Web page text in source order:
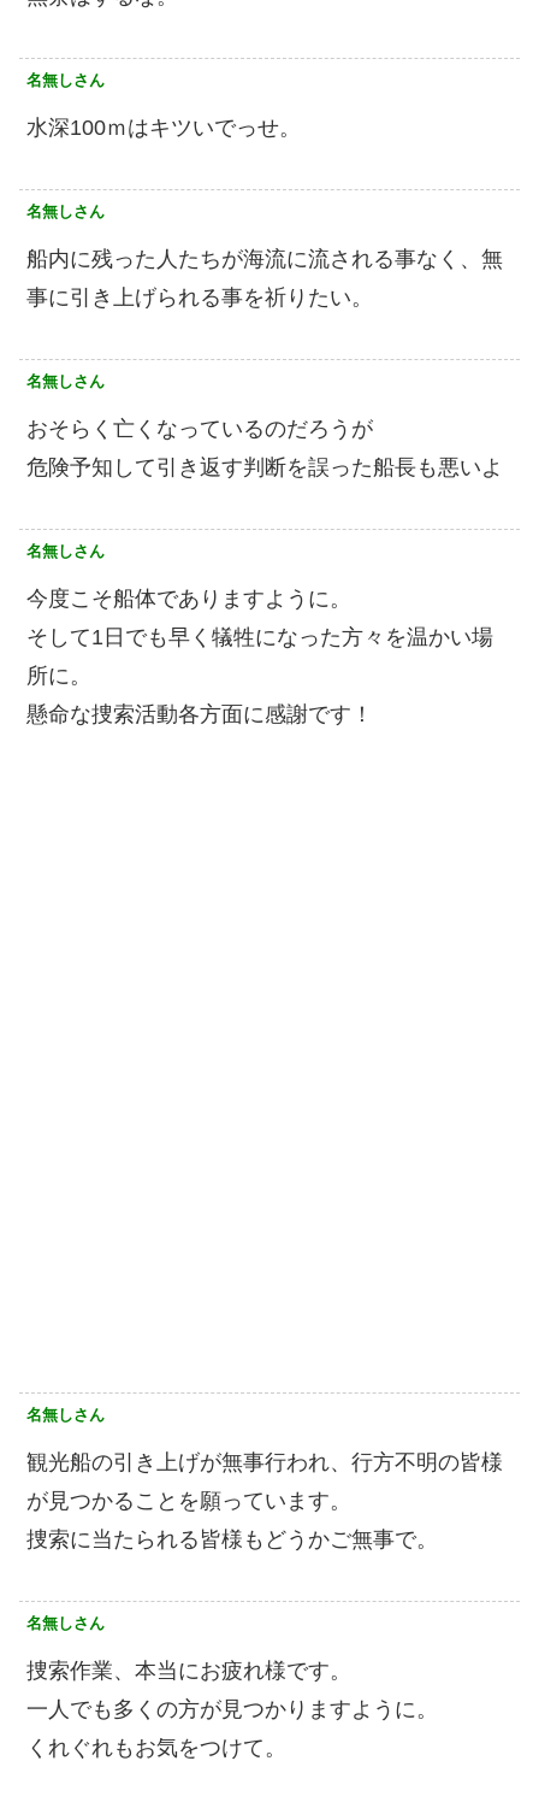
名無しさん
水深100ｍはキツいでっせ。
名無しさん
船内に残った人たちが海流に流される事なく、無
事に引き上げられる事を祈りたい。
名無しさん
おそらく亡くなっているのだろうが
危険予知して引き返す判断を誤った船長も悪いよ
名無しさん
今度こそ船体でありますように。
そして1日でも早く犠牲になった方々を温かい場
所に。
懸命な捜索活動各方面に感謝です！
名無しさん
観光船の引き上げが無事行われ、行方不明の皆様
が見つかることを願っています。
捜索に当たられる皆様もどうかご無事で。
名無しさん
捜索作業、本当にお疲れ様です。
一人でも多くの方が見つかりますように。
くれぐれもお気をつけて。